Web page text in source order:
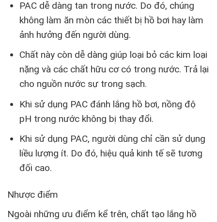
PAC dễ dàng tan trong nước. Do đó, chúng
không làm ăn mòn các thiết bị hồ bơi hay làm
ảnh hưởng đến người dùng.
Chất này còn dễ dàng giúp loại bỏ các kim loại
nặng và các chất hữu cơ có trong nước. Trả lại
cho nguồn nước sự trong sạch.
Khi sử dụng PAC đánh lắng hồ bơi, nồng độ
pH trong nước không bị thay đổi.
Khi sử dụng PAC, người dùng chỉ cần sử dụng
liều lượng ít. Do đó, hiệu quả kinh tế sẽ tương
đối cao.
Nhược điểm
Ngoài những ưu điểm kể trên, chất tạo lắng hồ